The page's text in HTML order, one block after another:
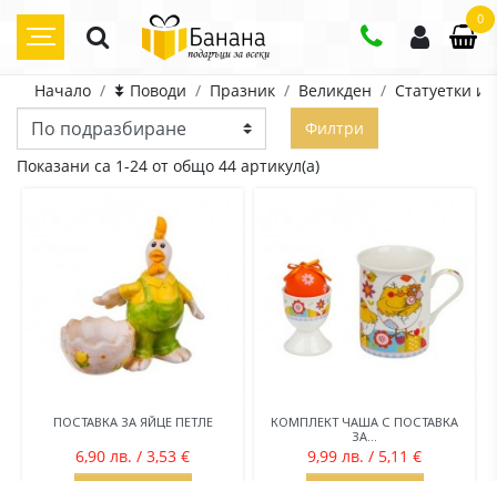
0
Начало ⯯ Поводи Празник Великден
Статуетки и
Филтри
Показани са 1-24 от общо 44 артикул(а)
ПОСТАВКА ЗА ЯЙЦЕ ПЕТЛЕ
6,90 лв. / 3,53 €
КОМПЛЕКТ ЧАША С ПОСТАВКА
ЗА...
9,99 лв. / 5,11 €